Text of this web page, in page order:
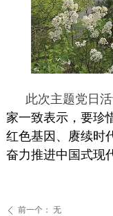
此次主题党日
家一致表示，要珍
红色基因、赓续时
奋力推进中国式现
ꄴ 前一个： 无